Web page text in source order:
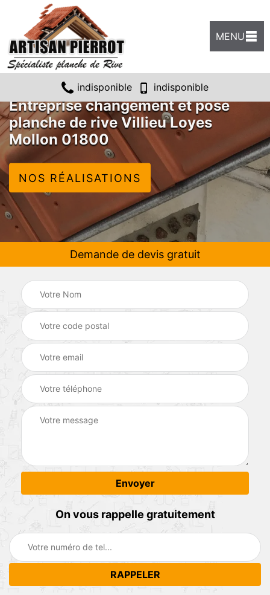
MENU
indisponible indisponible
Entreprise changement et pose
planche de rive Villieu Loyes
Mollon 01800
NOS RÉALISATIONS
Demande de devis gratuit
On vous rappelle gratuitement